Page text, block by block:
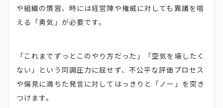
や組織の慣習、時には経営陣や権威に対しても異議を唱
える「勇気」が必要です。
「これまでずっとこのやり方だった」「空気を壊したく
ない」という同調圧力に屈せず、不公平な評価プロセス
や偏見に満ちた発言に対してはっきりと「ノー」を突き
つけます。